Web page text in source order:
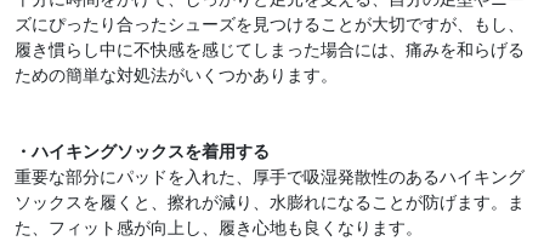
ズにぴったり合ったシューズを見つけることが大切ですが、もし、
履き慣らし中に不快感を感じてしまった場合には、痛みを和らげる
ための簡単な対処法がいくつかあります。
・ハイキングソックスを着用する
重要な部分にパッドを入れた、厚手で吸湿発散性のあるハイキング
ソックスを履くと、擦れが減り、水膨れになることが防げます。ま
た、フィット感が向上し、履き心地も良くなります。